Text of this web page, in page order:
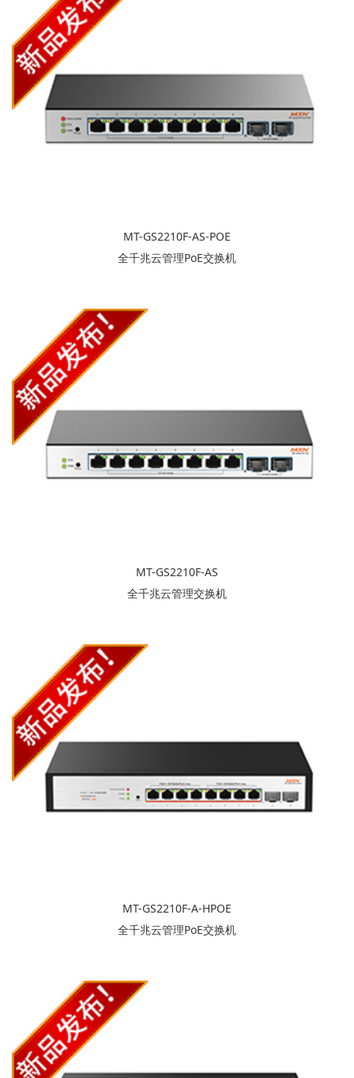
MT-GS2210F-AS-POE
全千兆云管理PoE交换机
MT-GS2210F-AS
全千兆云管理交换机
MT-GS2210F-A-HPOE
全千兆云管理PoE交换机